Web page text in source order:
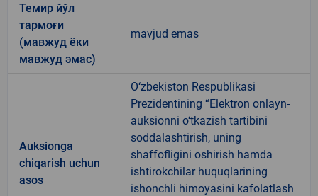
Темир йўл
тармоғи
(мавжуд ёки
мавжуд эмас)
mavjud emas
Auksionga
chiqarish uchun
asos
O‘zbekiston Respublikasi
Prezidentining “Elektron onlayn-
auksionni o‘tkazish tartibini
soddalashtirish, uning
shaffofligini oshirish hamda
ishtirokchilar huquqlarining
ishonchli himoyasini kafolatlash